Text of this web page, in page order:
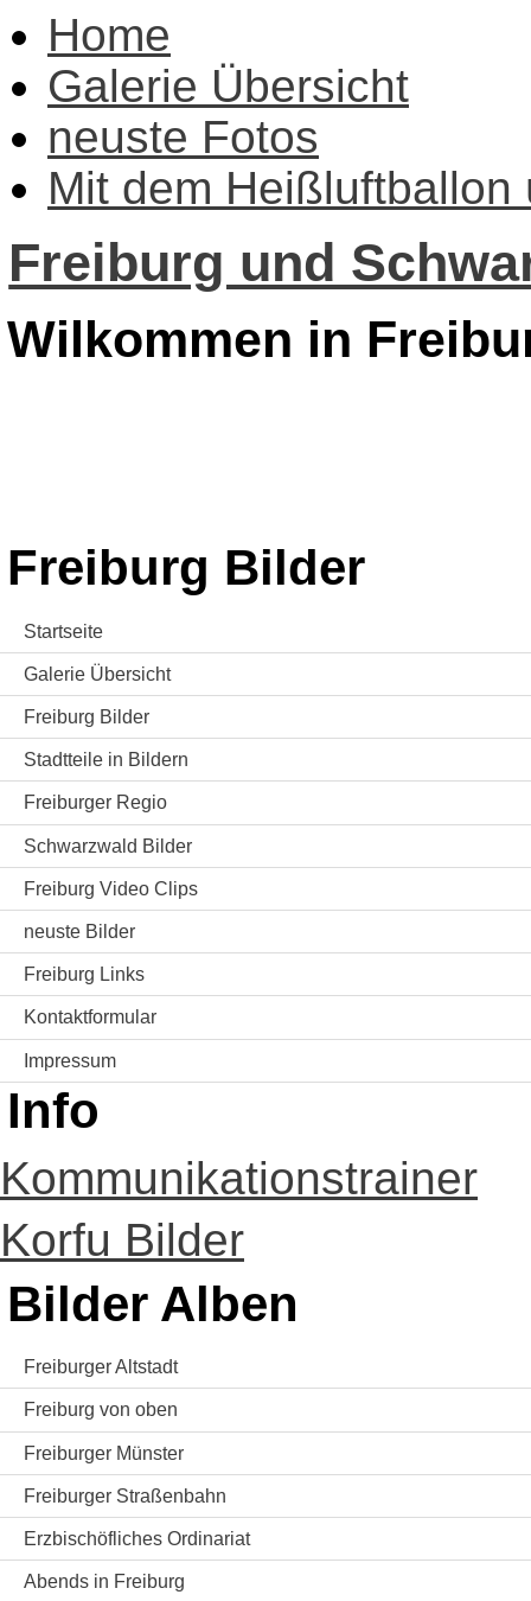
Home
Galerie Übersicht
neuste Fotos
Mit dem Heißluftballon
Freiburg und
Wilkommen in
Freiburg Bilder
Startseite
Galerie Übersicht
Freiburg Bilder
Stadtteile in Bildern
Freiburger Regio
Schwarzwald Bilder
Freiburg Video Clips
neuste Bilder
Freiburg Links
Kontaktformular
Impressum
Info
Kommunikationstrainer
Korfu Bilder
Bilder Alben
Freiburger Altstadt
Freiburg von oben
Freiburger Münster
Freiburger Straßenbahn
Erzbischöfliches Ordinariat
Abends in Freiburg